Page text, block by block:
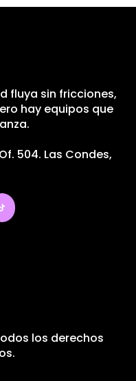
fluya sin fricciones,
hay equipos que
504. Las Condes,
los derechos